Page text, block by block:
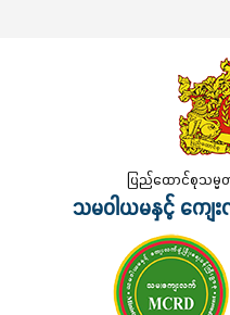
ပြည်ထောင်စုသမ္မ
သမဝါယမနှင့် ကျေး